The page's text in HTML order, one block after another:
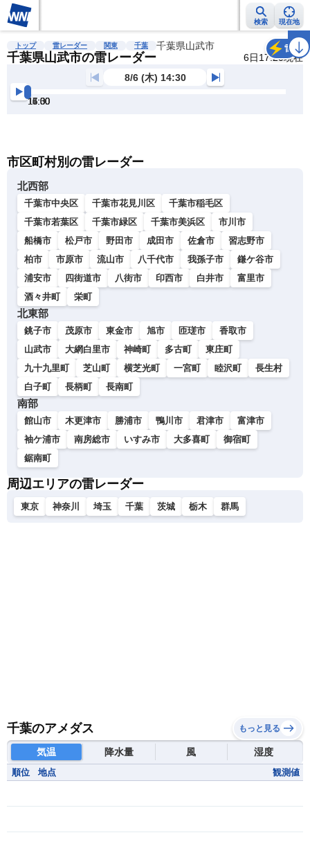
検索 現在地
雨雲レーダー 台風情報 地震情報 警報・注意報 2週間天気 ラ
トップ 雷レーダー 関東 千葉 千葉県山武市
千葉県山武市の雷レーダー 6日17:20現在
雷
8/6 (木) 14:30
14:30
15:00
15:30
16:00
16:30
17:00
市区町村別の雷レーダー
北西部
千葉市中央区 千葉市花見川区
千葉市稲毛区
千葉市若葉区
千葉市緑区 千葉市美浜区
市川市
船橋市
松戸市 野田市 成田市 佐倉市
習志野市
柏市
市原市 流山市 八千代市 我孫子市
鎌ケ谷市
浦安市
四街道市 八街市 印西市 白井市
富里市
酒々井町
栄町
北東部
銚子市 茂原市 東金市 旭市 匝瑳市
香取市
山武市
大網白里市 神崎町 多古町
東庄町
九十九里町
芝山町 横芝光町 一宮町 睦沢町
長生村
白子町
長柄町 長南町
南部
館山市 木更津市 勝浦市 鴨川市 君津市
富津市
袖ケ浦市
南房総市 いすみ市 大多喜町
御宿町
鋸南町
周辺エリアの雷レーダー
東京 神奈川 埼玉 千葉 茨城 栃木 群馬
千葉のアメダス もっと見る
気温 降水量 風 湿度
順位 地点 観測値